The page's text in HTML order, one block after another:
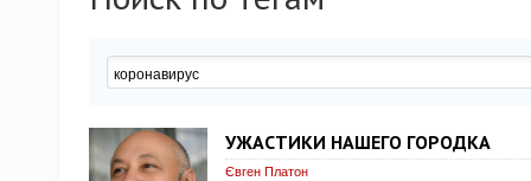
УЖАСТИКИ НАШЕГО ГОРОДКА
Євген Платон